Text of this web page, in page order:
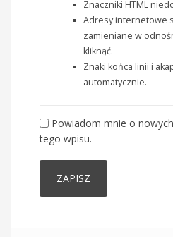
Znaczniki HTML
Adresy internetowe
zamieniane w
kliknąć.
Znaki końca linii i
automatycznie.
Powiadom mnie o
tego wpisu.